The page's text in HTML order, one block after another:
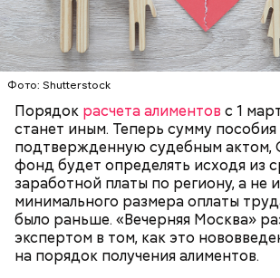
Фото: Shutterstock
Порядок расчета алиментов с 1
станет иным. Теперь сумму пособия
подтвержденную судебным актом,
фонд будет определять исходя из
заработной платы по региону, а не
минимального размера оплаты
было раньше. «Вечерняя Москва»
экспертом в том, как это
на порядок получения алиментов.
Для заправки нужно мелко нарезать
смешать его с уксусом, оливковым
и нарезанной веточкой тархуна.
Глазурь